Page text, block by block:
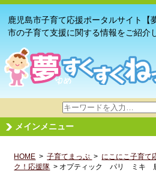
鹿児島市子育て応援ポータルサイト【
市の子育て支援に関する情報をご紹介
サ
イ
ト
検
索
メインメニュー
HOME >子育てまっぷ > にこにこ子育て
ク！応援隊 > オプティック パリ ミキ